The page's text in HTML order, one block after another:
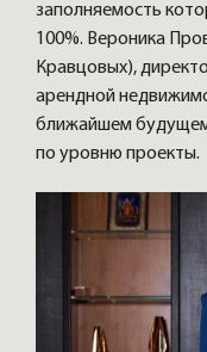
заполняемость
100%. Вероника
Кравцовых),
арендной
ближайшем
по уровню проекты.